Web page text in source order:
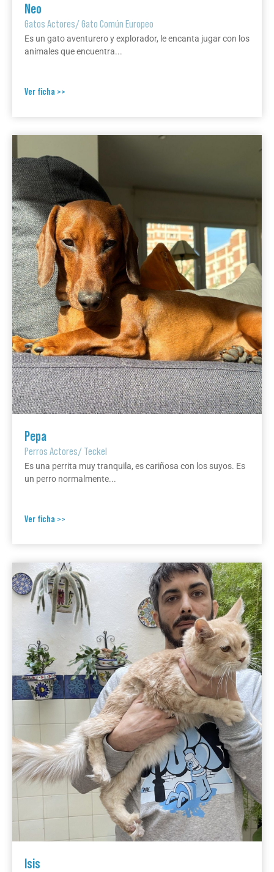
Neo
Gatos Actores/Gato Común Europeo
Es un gato aventurero y explorador, le encanta jugar con los
animales que encuentra...
Ver ficha >>
Pepa
Perros Actores/ Teckel
Es una perrita muy tranquila, es cariñosa con los suyos. Es
un perro normalmente...
Ver ficha >>
Isis